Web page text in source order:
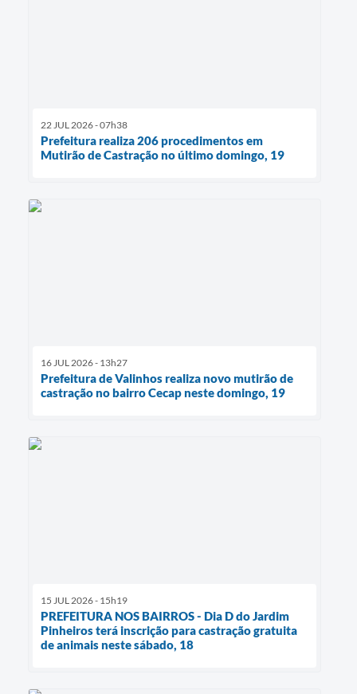
22 JUL 2026 - 07h38
Prefeitura realiza 206 procedimentos em
Mutirão de Castração no último domingo, 19
16 JUL 2026 - 13h27
Prefeitura de Valinhos realiza novo mutirão de
castração no bairro Cecap neste domingo, 19
15 JUL 2026 - 15h19
PREFEITURA NOS BAIRROS - Dia D do Jardim
Pinheiros terá inscrição para castração gratuita
de animais neste sábado, 18